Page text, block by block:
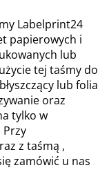
Labelprint24
papierowych i
lub
tej taśmy do
lub folia
oraz
tylko w
Przy
z taśmą ,
zamówić u nas